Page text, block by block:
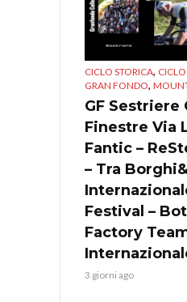
CICLO STORICA,
GRAN FONDO,
GF Sestriere
Finestre Via
Fantic –
– Tra
Festival –
Factory
3 giorni ago